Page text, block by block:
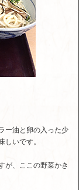
ー油と卵の入った少
しいです。
が、ここの野菜かき